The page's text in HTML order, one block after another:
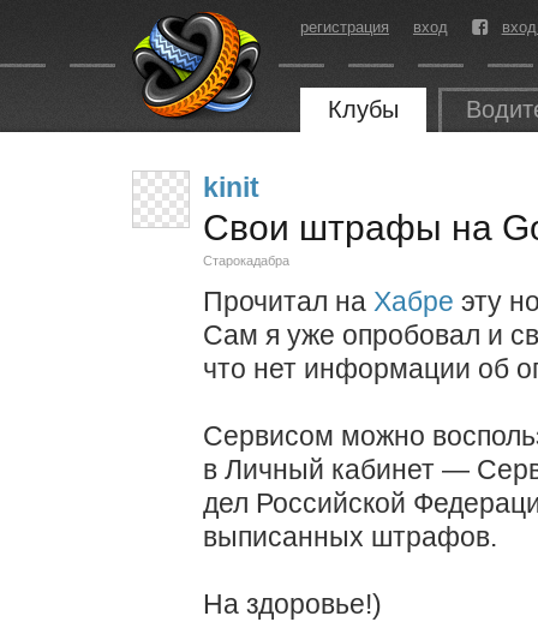
регистрация вход
Клубы
kinit
Свои штрафы на
Старокадабра
Прочитал на Хабре эту
Сам я уже опробовал и
что нет информации об
Сервисом можно
в Личный кабинет —
дел Российской
выписанных штрафов.
На здоровье!)